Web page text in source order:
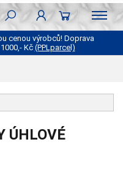
cenou výrobců! Doprava
Kč(PPLparcel)
ÚHLOVÉ